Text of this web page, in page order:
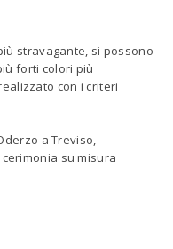
stravagante, si possono
forti colori più
con i criteri
a Treviso,
su misura